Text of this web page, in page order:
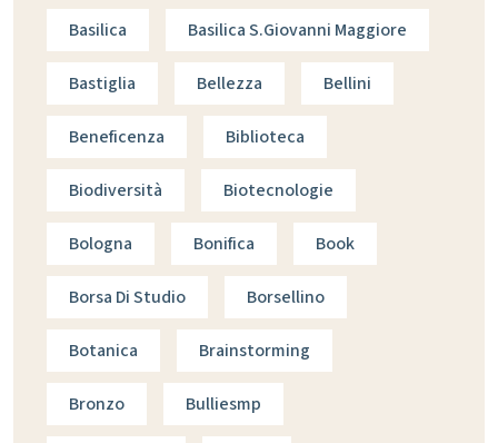
Basilica Basilica S.giovanni Maggiore
Bastiglia Bellezza Bellini
Beneficenza Biblioteca
Biodiversità Biotecnologie
Bologna Bonifica Book
Borsa Di Studio Borsellino
Botanica Brainstorming
Bronzo Bulliesmp